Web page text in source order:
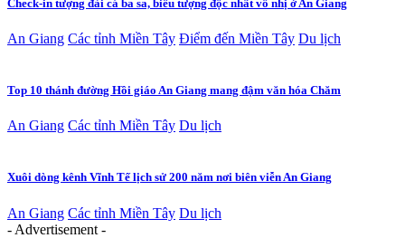
Check-in tượng đài cá ba sa, biểu tượng độc nhất vô nhị ở An Giang
An Giang Các tỉnh Miền Tây Điểm đến Miền Tây Du lịch
Top 10 thánh đường Hồi giáo An Giang mang đậm văn hóa Chăm
An Giang Các tỉnh Miền Tây Du lịch
Xuôi dòng kênh Vĩnh Tế lịch sử 200 năm nơi biên viễn An Giang
An Giang Các tỉnh Miền Tây Du lịch
- Advertisement -